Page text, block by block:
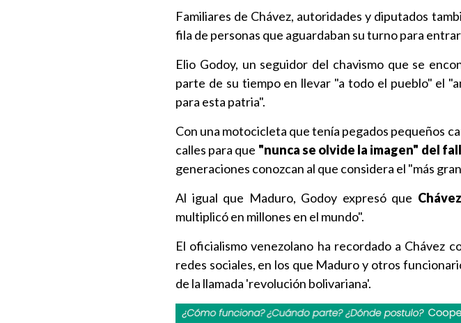
Familiares de Chávez, autoridades y diputados
fila de personas que aguardaban su turno para
Elio Godoy, un seguidor del chavismo que se
parte de su tiempo en llevar "a todo el pueblo" el
para esta patria".
Con una motocicleta que tenía pegados pequeños
calles para que "nunca se olvide la imagen" del
generaciones conozcan al que considera el "más
Al igual que Maduro, Godoy expresó que
multiplicó en millones en el mundo".
El oficialismo venezolano ha recordado a Chávez
redes sociales, en los que Maduro y otros
de la llamada 'revolución bolivariana'.